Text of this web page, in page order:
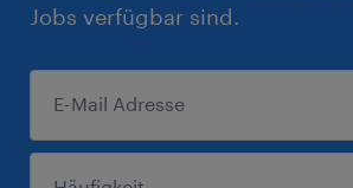
Jobs verfügbar sind.